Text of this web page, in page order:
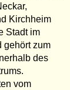
Kirchheim
Stadt im
gehört zum
des
vom